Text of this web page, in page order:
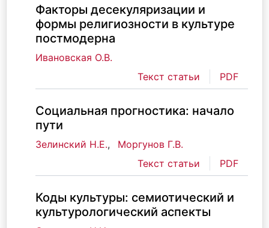
Факторы десекуляризации и
формы религиозности в культуре
постмодерна
Ивановская О.В.
Текст статьи
PDF
Социальная прогностика: начало
пути
Зелинский Н.Е.,
Моргунов Г.В.
Текст статьи
PDF
Коды культуры: семиотический и
культурологический аспекты